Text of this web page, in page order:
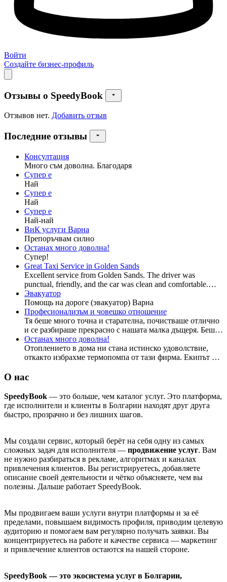
Войти
Создайте бизнес-профиль
Отзывы о SpeedyBook
Отзывов нет. Добавить отзыв
Последние отзывы
Консултация
Много съм доволна. Благодаря
Супер е
Най
Супер е
Най
Супер е
Най-най
ВиК услуги Варна
Препоръчвам силно
Останах много доволна!
Супер!
Great Taxi Service in Golden Sands
Excellent service from Golden Sands. The driver was
punctual, friendly, and the car was clean and comfortable.
Prices were fair and the whole ride was smooth and
professional.
Эвакуатор
Помощь на дороге (эвакуатор) Варна
Професионализъм и човешко отношение
Тя беше много точна и старателна, почистваше отлично
и се разбираше прекрасно с нашата малка дъщеря. Беше
незаменима помощ за съпругата ми у дома в един труден
период на ранното майчинство.
Останах много доволна!
Отоплението в дома ни стана истинско удоволствие,
откакто избрахме термопомпа от тази фирма. Екипът се
бързо и професионално. Системата е икономична, тиха
Благодарение на тях вече имаме топъл дом и по-ниски
сметки!
О нас
SpeedyBook — это больше, чем каталог услуг. Это платформа,
где исполнители и клиенты в Болгарии находят друг друга
быстро, прозрачно и без лишних шагов.
Мы создали сервис, который берёт на себя одну из самых
сложных задач для исполнителя — продвижение услуг. Вам
не нужно разбираться в рекламе, алгоритмах и каналах
привлечения клиентов. Вы регистрируетесь, добавляете
описание своей деятельности и чётко объясняете, чем вы
полезны. Дальше работает SpeedyBook.
Мы продвигаем ваши услуги внутри платформы и за её
пределами, повышаем видимость профиля, приводим целевую
аудиторию и помогаем вам регулярно получать заявки. Вы
концентрируетесь на работе и качестве сервиса — маркетинг
и привлечение клиентов остаются на нашей стороне.
SpeedyBook — это экосистема услуг в Болгарии,